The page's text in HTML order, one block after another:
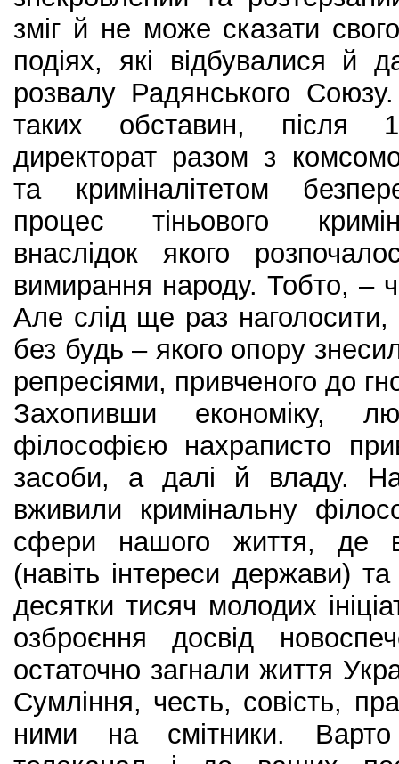
зміг й не може сказати
подіях, які відбувалися й
розвалу Радянського
таких обставин, після
директорат разом з
та криміналітетом
процес тіньового
внаслідок якого
вимирання народу. Тобто, –
Але слід ще раз
без будь – якого опору
репресіями, привченого до
Захопивши економіку,
філософією нахраписто
засоби, а далі й владу.
вживили кримінальну
сфери нашого життя, де
(навіть інтереси держави)
десятки тисяч молодих
озброєння досвід
остаточно загнали життя
Сумління, честь, совість,
ними на смітники. Варто